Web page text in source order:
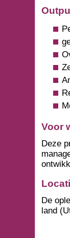
Voor
Deze
De
land